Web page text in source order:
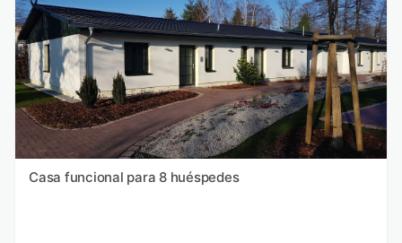
Casa funcional para 8 huéspedes